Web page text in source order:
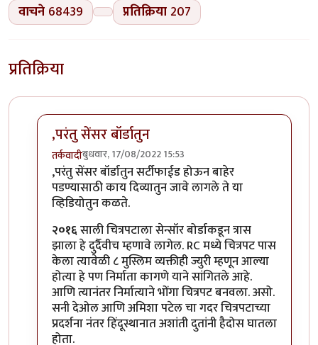
वाचने 68439 प्रतिक्रिया 207
प्रतिक्रिया
,परंतु सेंसर बॉर्डातुन
तर्कवादीबुधवार, 17/08/2022 15:53
In reply toमिपावरच्या किती लोकांनीby
,परंतु सेंसर बॉर्डातुन सर्टीफाईड होऊन बाहेर
पडण्यासाठी काय दिव्यातुन जावे लागले ते या
व्हिडियोतुन कळते.
२०१६साली चित्रपटाला सेन्सॉर बोर्डाकडून त्रास
झाला हे दुर्दैवीच म्हणावे लागेल. RC मध्ये चित्रपट पास
केला त्यावेळी ८ मुस्लिम व्यक्तीही ज्युरी म्हणून आल्या
होत्या हे पण निर्माता कागणे याने सांगितले आहे.
आणि त्यानंतर निर्मात्याने भोंगा चित्रपट बनवला. असो.
सनी देओल आणि अमिशा पटेल चा गदर चित्रपटाच्या
प्रदर्शना नंतर हिंदूस्थानात अशांती दुतांनी हैदोस घातला
होता.